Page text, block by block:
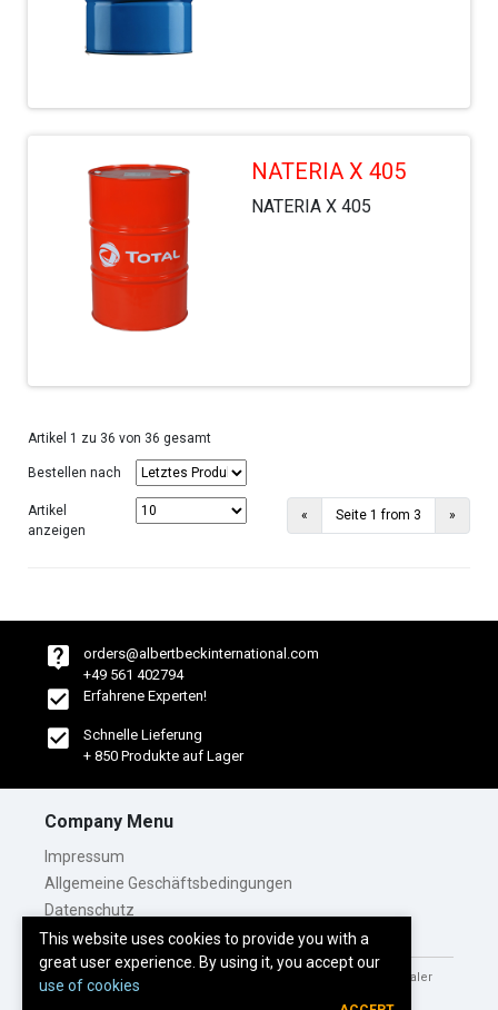
NATERIA X 405
NATERIA X 405
Artikel 1 zu 36 von 36 gesamt
Bestellen nach
Artikel
anzeigen
« PreviousSeite 1 from 3 »
orders@albertbeckinternational.com
+49 561 402794
Erfahrene Experten!
Schnelle Lieferung
+ 850 Produkte auf Lager
Company Menu
Impressum
Allgemeine Geschäftsbedingungen
Datenschutz
© 2026 Alle Rechte vorbehalten für Albert Beck Internationaler
This website uses cookies to provide you with a
great user experience. By using it, you accept our
use of cookies